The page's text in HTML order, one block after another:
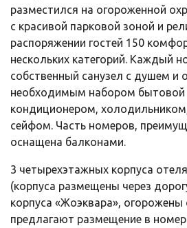
разместился на огороженной
с красивой парковой зоной и
распоряжении гостей 150
нескольких категорий. Каждый
собственный санузел с душем и
необходимым набором бытовой
кондиционером,
сейфом. Часть номеров,
оснащена балконами.
3 четырехэтажных корпуса
(корпуса размещены через
корпуса «Жоэквара», огорожены
предлагают размещение в